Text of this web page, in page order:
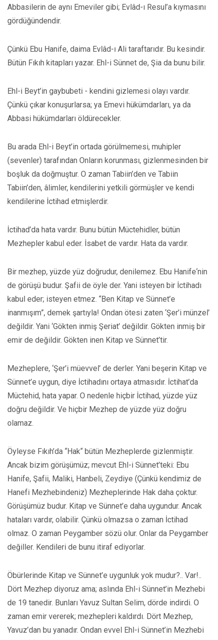
Abbasilerin de aynı Emeviler gibi; Evlâd-ı Resul’a kıymasını
gördüğündendir.
Çünkü Ebu Hanife, daima Evlâd-ı Ali taraftarıdır. Bu kesindir.
Bütün Fıkıh kitapları yazar. Ehl-i Sünnet de, Şia da bunu bilir.
Ehl-i Beyt’in gaybubeti - kendini gizlemesi olayı vardır.
Çünkü çıkar konuşurlarsa; ya Emevi hükümdarları, ya da
Abbasi hükümdarları öldürecekler.
Bu arada Ehl-i Beyt’in ortada görülmemesi, muhipler
(sevenler) tarafından Onların korunması, gizlenmesinden bir
boşluk da doğmuştur. O zaman Tabiin’den ve Tabiin
Tabiin’den, âlimler, kendilerini yetkili görmüşler ve kendi
kendilerine İctihad etmişlerdir.
İctihad’da hata vardır. Bunu bütün Müctehidler, bütün
Mezhepler kabul eder. İsabet de vardır. Hata da vardır.
Bir mezhep, yüzde yüz doğrudur, denilemez. Ebu Hanife‘nin
de görüşü budur. Şafii de öyle der. Yani isteyen bir İctihadı
kabul eder; isteyen etmez. “Ben Kitap ve Sünnet’e
inanmışım”, demek şartıyla! Ondan ötesi zaten ‘Şer’i münzel’
değildir. Yani ‘Gökten inmiş Şeriat’ değildir. Gökten inmiş bir
emir de değildir. Gökten inen Kitap ve Sünnet’tir.
Mezheplere, ‘Şer’i müevvel’ de derler. Yani beşerin Kitap ve
Sünnet’e uygun, diye İctihadını ortaya atmasıdır. İctihat’da
Müctehid, hata yapar. O nedenle hiçbir İctihad, yüzde yüz
doğru değildir. Ve hiçbir Mezhep de yüzde yüz doğru
olamaz.
Öyleyse Fıkıh’da “Hak“ bütün Mezheplerde gizlenmiştir.
Ancak bizim görüşümüz; mevcut Ehl-i Sünnet’teki: Ebu
Hanife, Şafii, Maliki, Hanbeli, Zeydiye (Çünkü kendimiz de
Hanefi Mezhebindeniz) Mezheplerinde Hak daha çoktur.
Görüşümüz budur. Kitap ve Sünnet’e daha uygundur. Ancak
hataları vardır, olabilir. Çünkü olmazsa o zaman İctihad
olmaz. O zaman Peygamber sözü olur. Onlar da Peygamber
değiller. Kendileri de bunu itiraf ediyorlar.
Öbürlerinde Kitap ve Sünnet’e uygunluk yok mudur?.. Var!..
Dört Mezhep diyoruz ama; aslında Ehl-i Sünnet’in Mezhebi
de 19 tanedir. Bunları Yavuz Sultan Selim, dörde indirdi. O
zaman emir vererek; mezhepleri kaldırdı. Dört Mezhep,
Yavuz’dan bu yanadır. Ondan evvel Ehl-i Sünnet’in Mezhebi